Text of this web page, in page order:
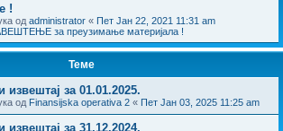
!
од administrator « Пет Јан 22, 2021 11:31 am
за преузимање материјала !
Теме
извештај за 01.01.2025.
од Finansijska operativa 2 « Пет Јан 03, 2025 11:25 am
извештај за 31.12.2024.